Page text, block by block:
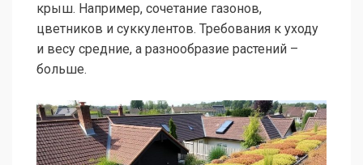
крыш. Например, сочетание газонов,
цветников и суккулентов. Требования к уходу
и весу средние, а разнообразие растений –
больше.